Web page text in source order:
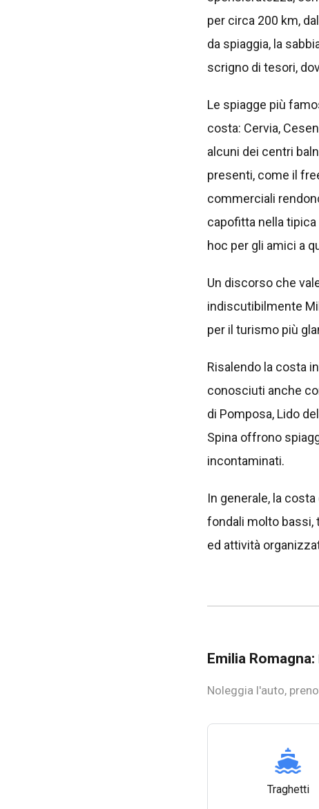
per circa 200 km,
da spiaggia, la
scrigno di tesori,
Le spiagge più
costa: Cervia,
alcuni dei centri
presenti, come il
commerciali
capofitta nella tipica
hoc per gli amici a
Un discorso che
indiscutibilmente
per il turismo più
Risalendo la costa
conosciuti anche
di Pomposa, Lido
Spina offrono
incontaminati.
In generale, la
fondali molto bassi,
ed attività
Emilia Romagna:
Noleggia l'auto,
Traghetti